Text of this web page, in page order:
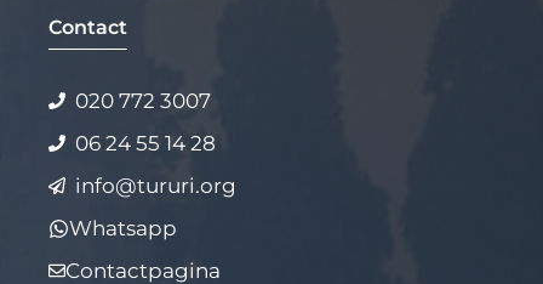
Alternative:
Contact
020 772 3007
06 24 55 14 28
info@tururi.org
Whatsapp
Contactpagina